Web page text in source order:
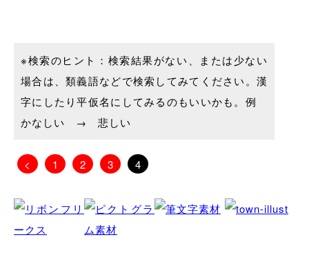
※検索のヒント：検索結果がない、または少ない
場合は、類義語などで検索してみてください。漢
字にしたり平仮名にしてみるのもいいかも。例
かなしい → 悲しい
< 1 2 3 4